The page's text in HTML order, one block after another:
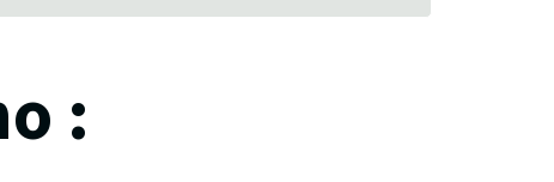
: